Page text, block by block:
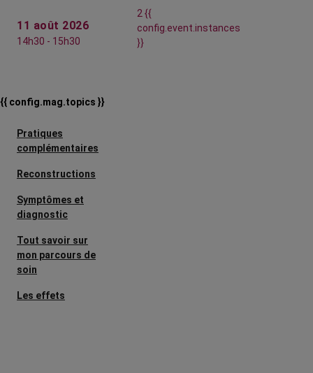
11 août 2026
14h30 - 15h30
2 {{
config.event.instances
}}
{{ config.mag.topics }}
Pratiques
complémentaires
Reconstructions
Symptômes et
diagnostic
Tout savoir sur
mon parcours de
soin
Les effets